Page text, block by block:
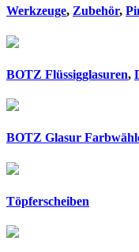
Werkzeuge, Zubehör,
BOTZ Flüssigglasuren,
BOTZ Glasur
Töpferscheiben